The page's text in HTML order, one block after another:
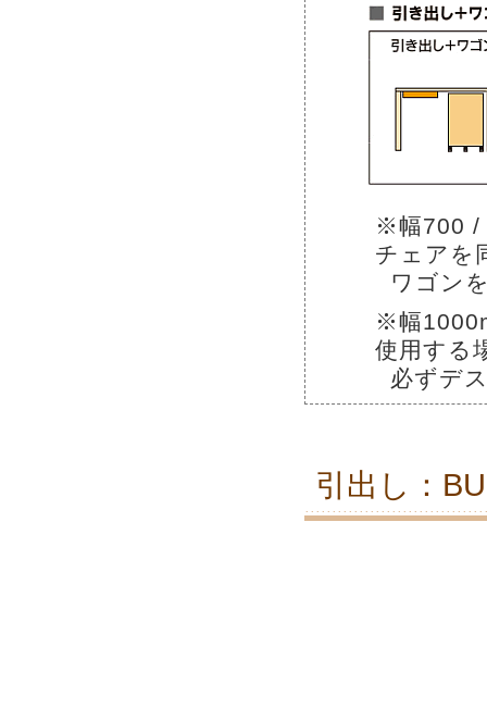
※幅700 /
チェアを
ワゴン
※幅
使用する
必ずデ
引出し：